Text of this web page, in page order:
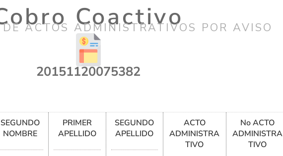
Coactivo
ACTOS ADMINISTRATIVOS POR AVISO
20151120075382
SEGUNDO
NOMBRE
PRIMER
APELLIDO
SEGUNDO
APELLIDO
ACTO
ADMINISTRA
TIVO
No ACTO
ADMINISTRA
TIVO